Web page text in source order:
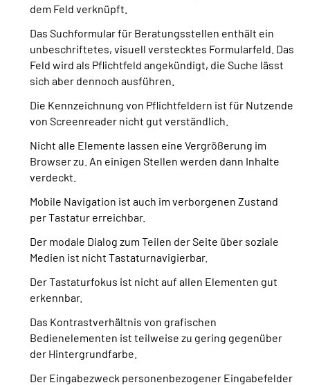
dem Feld verknüpft.
Das Suchformular für Beratungsstellen enthält ein
unbeschriftetes, visuell verstecktes Formularfeld. Das
Feld wird als Pflichtfeld angekündigt, die Suche lässt
sich aber dennoch ausführen.
Die Kennzeichnung von Pflichtfeldern ist für Nutzende
von Screenreader nicht gut verständlich.
Nicht alle Elemente lassen eine Vergrößerung im
Browser zu. An einigen Stellen werden dann Inhalte
verdeckt.
Mobile Navigation ist auch im verborgenen Zustand
per Tastatur erreichbar.
Der modale Dialog zum Teilen der Seite über soziale
Medien ist nicht Tastaturnavigierbar.
Der Tastaturfokus ist nicht auf allen Elementen gut
erkennbar.
Das Kontrastverhältnis von grafischen
Bedienelementen ist teilweise zu gering gegenüber
der Hintergrundfarbe.
Der Eingabezweck personenbezogener Eingabefelder